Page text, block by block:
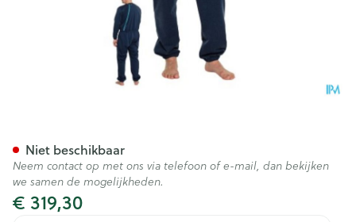
€ 319,30
Niet beschikbaar
Neem contact op met ons via telefoon of e-mail, dan bekijken
we samen de mogelijkheden.